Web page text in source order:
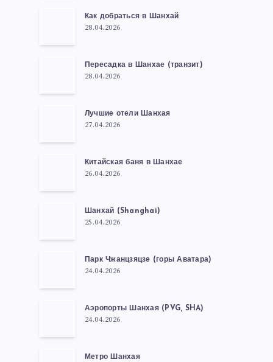
Как добраться в Шанхай
28.04.2026
Пересадка в Шанхае (транзит)
28.04.2026
Лучшие отели Шанхая
27.04.2026
Китайская баня в Шанхае
26.04.2026
Шанхай (Shanghai)
25.04.2026
Парк Чжанцзяцзе (горы Аватара)
24.04.2026
Аэропорты Шанхая (PVG, SHA)
24.04.2026
Метро Шанхая